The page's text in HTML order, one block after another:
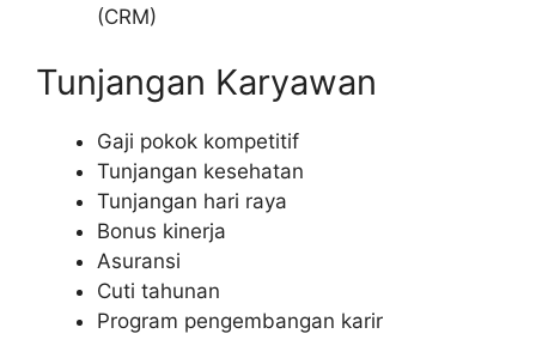
(CRM)
Tunjangan Karyawan
Gaji pokok kompetitif
Tunjangan kesehatan
Tunjangan hari raya
Bonus kinerja
Asuransi
Cuti tahunan
Program pengembangan karir